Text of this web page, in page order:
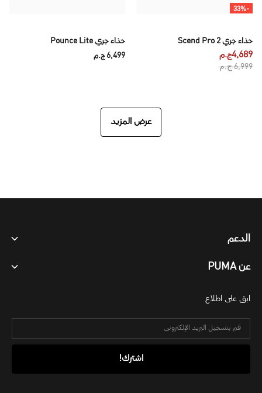
-33%
حذاء جري Scend Pro 2
6,999 ج.م
4,689ج.م
حذاء جري Pounce Lite
6,499 ج.م
عرض المزيد
الدعم
عن PUMA
ابق على اطلاع